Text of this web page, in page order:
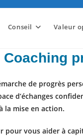
Conseil Valeur
Coaching
de progrès
d’échanges
la mise en action.
pour vous aider à